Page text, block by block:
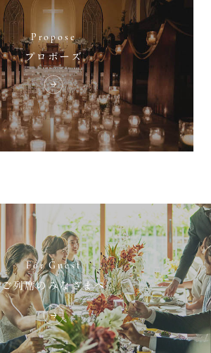
Propose
プロポーズ
For Guest
ご列席のみなさまへ